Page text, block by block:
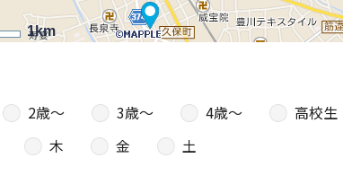
1km
2歳〜 3歳〜 4歳〜
高校生
木 金
土